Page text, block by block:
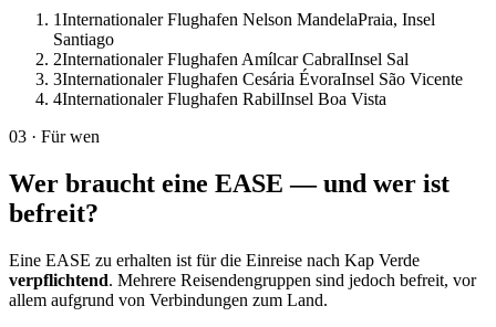
1Internationaler Flughafen Nelson MandelaPraia, Insel
Santiago
2Internationaler Flughafen Amílcar CabralInsel Sal
3Internationaler Flughafen Cesária ÉvoraInsel São Vicente
4Internationaler Flughafen RabilInsel Boa Vista
03 · Für wen
Wer braucht eine EASE — und wer ist
befreit?
Eine EASE zu erhalten ist für die Einreise nach Kap Verde
verpflichtend. Mehrere Reisendengruppen sind jedoch befreit, vor
allem aufgrund von Verbindungen zum Land.